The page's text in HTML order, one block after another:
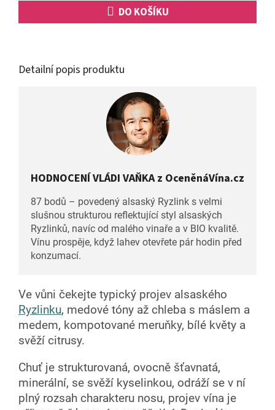
DO KOŠÍKU
Detailní popis produktu
HODNOCENÍ VLÁDI VAŇKA z OceněnáVína.cz
87 bodů – povedený alsaský Ryzlink s velmi
slušnou strukturou reflektující styl alsaských
Ryzlinků, navíc od malého vinaře a v BIO kvalitě.
Vínu prospěje, když lahev otevřete pár hodin před
konzumací.
Ve vůni čekejte typický projev alsaského
Ryzlinku, medové tóny až chleba s máslem a
medem, kompotované meruňky, bílé květy a
svěží citrusy.
Chuť je strukturovaná, ovocně šťavnatá,
minerální, se svěží kyselinkou, odráží se v ní
plný rozsah charakteru nosu, projev vína je